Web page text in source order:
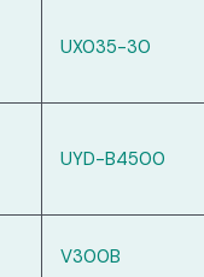
UX035-30
UYD-B4500
V300B